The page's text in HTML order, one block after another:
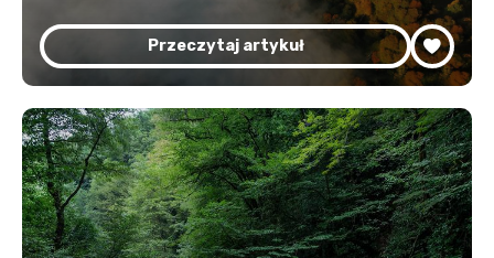
Przeczytaj artykuł